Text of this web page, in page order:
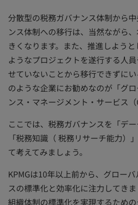
分散型の税務ガバナンス体制から
ンス体制への移行は、当然ながら
きくなります。また、推進しよう
ようなプロジェクトを遂行する人
せていないことから移行できずに
のような企業にお勧めなのが「グ
ンス・マネージメント・サービス（
ここでは、税務ガバナンスを「デ
「税務知識（ 税務リサーチ能力）
て考えてみましょう。
KPMGは10年以上前から、グロー
スの標準化と効率化に注力してき
組織体制の標準化を実現するため